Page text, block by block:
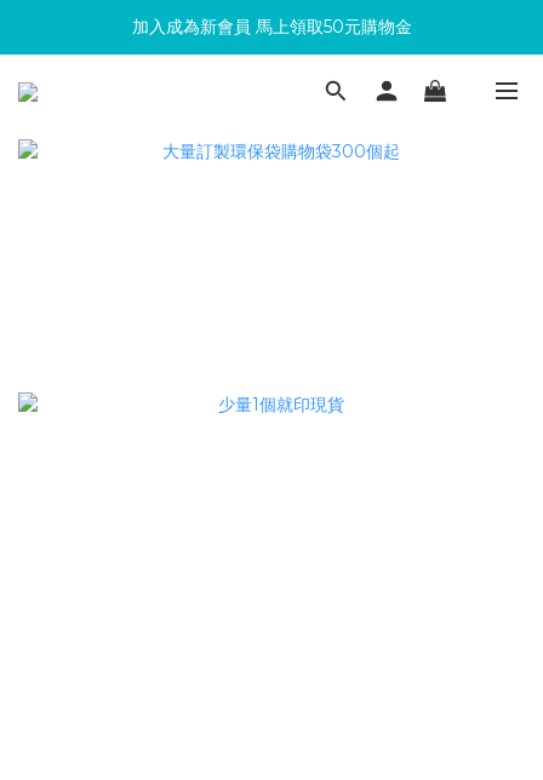
滿300回饋10%購物金